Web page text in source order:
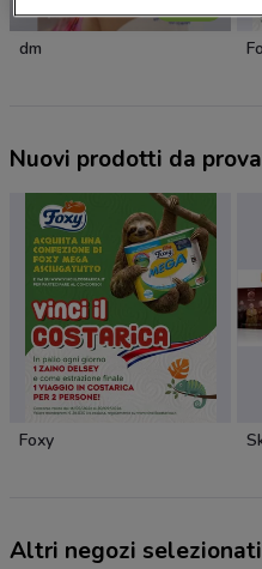
dm
Nuovi prodotti da
Foxy
Altri negozi